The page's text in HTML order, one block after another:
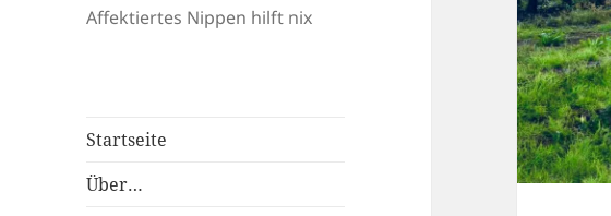
Affektiertes Nippen hilft nix
Startseite
Über…